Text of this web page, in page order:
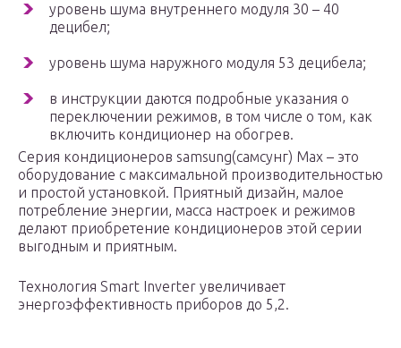
уровень шума внутреннего модуля 30 – 40
децибел;
уровень шума наружного модуля 53 децибела;
в инструкции даются подробные указания о
переключении режимов, в том числе о том, как
включить кондиционер на обогрев.
Серия кондиционеров samsung(самсунг) Max – это
оборудование с максимальной производительностью
и простой установкой. Приятный дизайн, малое
потребление энергии, масса настроек и режимов
делают приобретение кондиционеров этой серии
выгодным и приятным.
Технология Smart Inverter увеличивает
энергоэффективность приборов до 5,2.